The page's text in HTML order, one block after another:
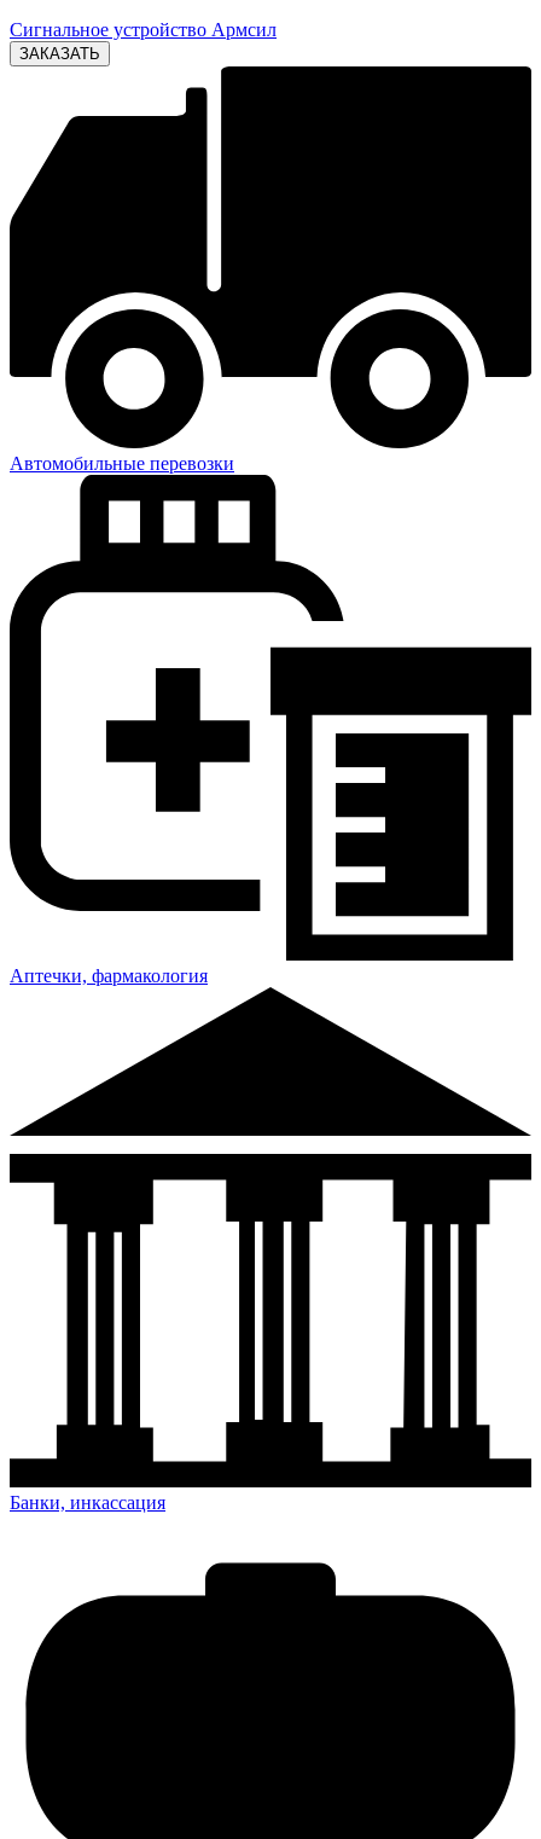
Сигнальное устройство Армсил
Автомобильные перевозки
Аптечки, фармакология
Банки, инкассация